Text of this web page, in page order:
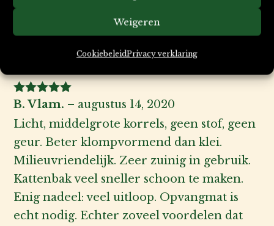
Weigeren
CookiebeleidPrivacy verklaring
Kattenbak vulling SoftCat
GRASS
Gewaardeerd
B. Vlam. – augustus 14, 2020
Licht, middelgrote korrels, geen stof, geen
geur. Beter klompvormend dan klei.
Milieuvriendelijk. Zeer zuinig in gebruik.
Kattenbak veel sneller schoon te maken.
Enig nadeel: veel uitloop. Opvangmat is
echt nodig. Echter zoveel voordelen dat